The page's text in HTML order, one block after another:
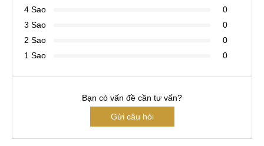
4 Sao
0
3 Sao
0
2 Sao
0
1 Sao
0
Bạn có vấn đề cần tư vấn?
Gửi câu hỏi